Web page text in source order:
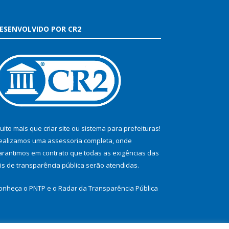
POR CR2
mais que criar site ou sistema para prefeituras!
uma assessoria completa, onde
em contrato que todas as exigências das
de transparência pública serão atendidas.
o PNTP e o Radar da Transparência Pública